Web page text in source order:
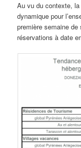
Au vu du contexte, la
dynamique pour
première semaine
réservations à date